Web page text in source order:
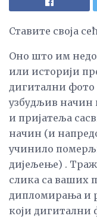
Ставите своја
Оно што им
или историји
дигитални фото
узбудљив начин
и пријатеља
начин (и
учинило
дијељење) .
слика са ваших
дипломирања и
који